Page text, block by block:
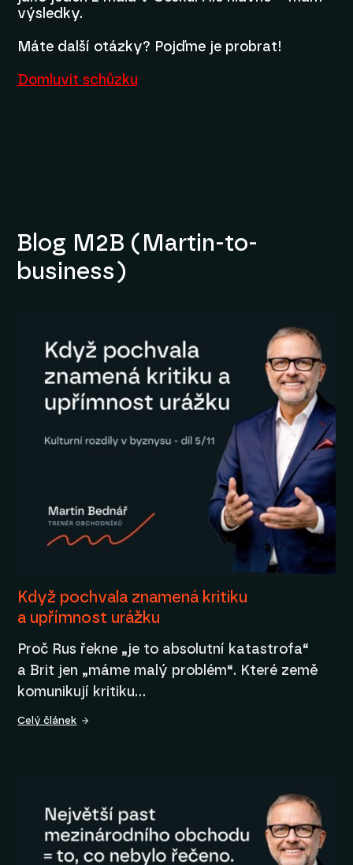
výsledky.
Máte další otázky? Pojďme je probrat!
Domluvit schůzku
Blog M2B (Martin-to-
business)
Když pochvala znamená kritiku
a upřímnost urážku
Proč Rus řekne „je to absolutní katastrofa“
a Brit jen „máme malý problém“. Které země
komunikují kritiku…
Celý článek